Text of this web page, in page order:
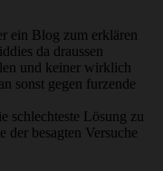
ein Blog zum erklären
da draussen
und keiner wirklich
sonst gegen furzende
schlechteste Lösung zu
der besagten Versuche